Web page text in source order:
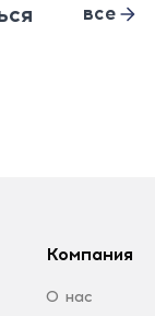
все
Компания
О нас